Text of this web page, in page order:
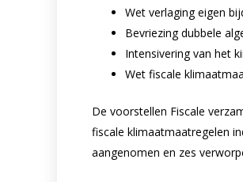
Wet verlaging eigen
Bevriezing dubbele
Intensivering van het
Wet fiscale
De voorstellen Fiscale
fiscale klimaatmaatregelen
aangenomen en zes